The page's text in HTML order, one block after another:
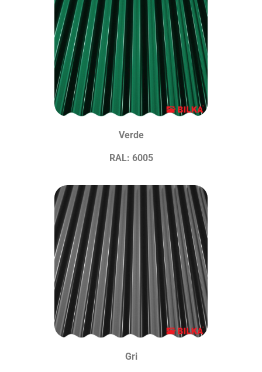
Verde
RAL: 6005
Gri